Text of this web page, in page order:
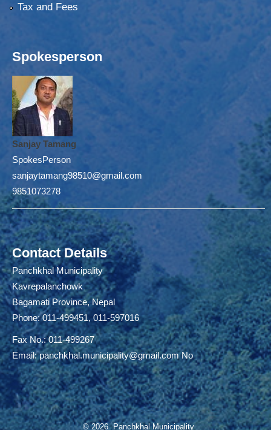
Tax and Fees
Spokesperson
Sanjay Tamang
SpokesPerson
sanjaytamang98510@gmail.com
9851073278
Contact Details
Panchkhal Municipality
Kavrepalanchowk
Bagamati Province, Nepal
Phone: 011-499451, 011-597016
Fax No.: 011-499267
Email:panchkhal.municipality@gmail.comNo
© 2026 Panchkhal Municipality